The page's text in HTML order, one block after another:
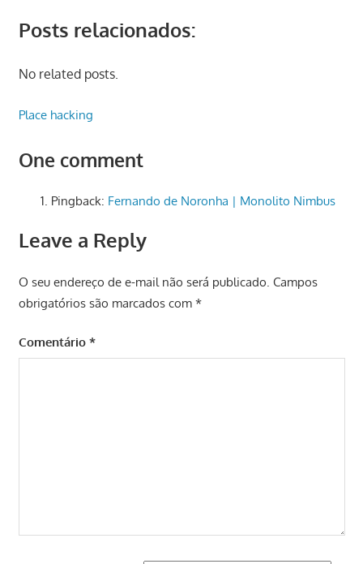
Posts relacionados:
No related posts.
Place hacking
One comment
Pingback: Fernando de Noronha | Monolito Nimbus
Leave a Reply
O seu endereço de e-mail não será publicado. Campos
obrigatórios são marcados com *
Comentário *